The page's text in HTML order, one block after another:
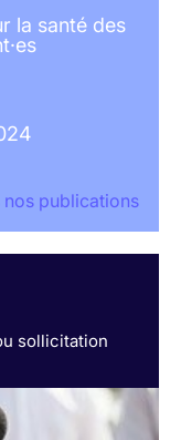
la santé des
nos publications
sollicitation